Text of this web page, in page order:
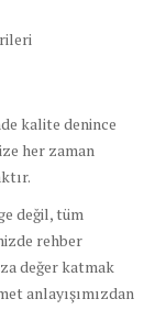
kalite denince
her zaman
değil, tüm
rehber
değer katmak
anlayışımızdan